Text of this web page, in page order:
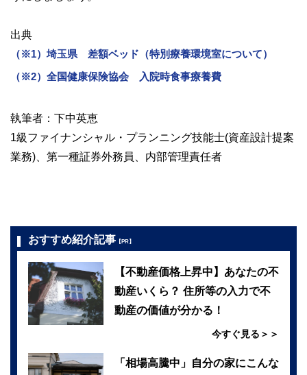
出典
（※1）埼玉県 差額ベッド（特別療養環境室について）
（※2）全国健康保険協会 入院時食事療養費
執筆者：下中英恵
1級ファイナンシャル・プランニング技能士(資産設計提案
業務)、第一種証券外務員、内部管理責任者
おすすめ紹介記事 【PR】
【不動産価格上昇中】あなたの不
動産いくら？ 住所等の入力で不
動産の価値が分かる！
今すぐ見る＞＞
「相場高騰中」自分の家にこんな